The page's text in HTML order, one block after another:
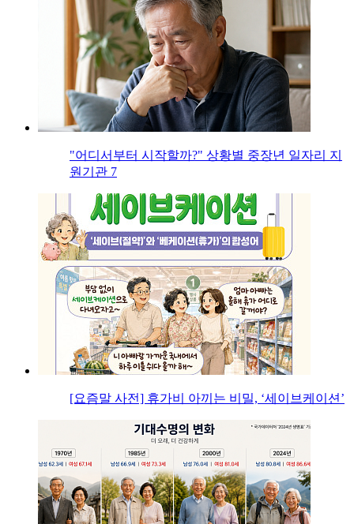
"어디서부터 시작할까?" 상황별 중장년 일자리 지
원기관 7
[요즘말 사전] 휴가비 아끼는 비밀, ‘세이브케이션’